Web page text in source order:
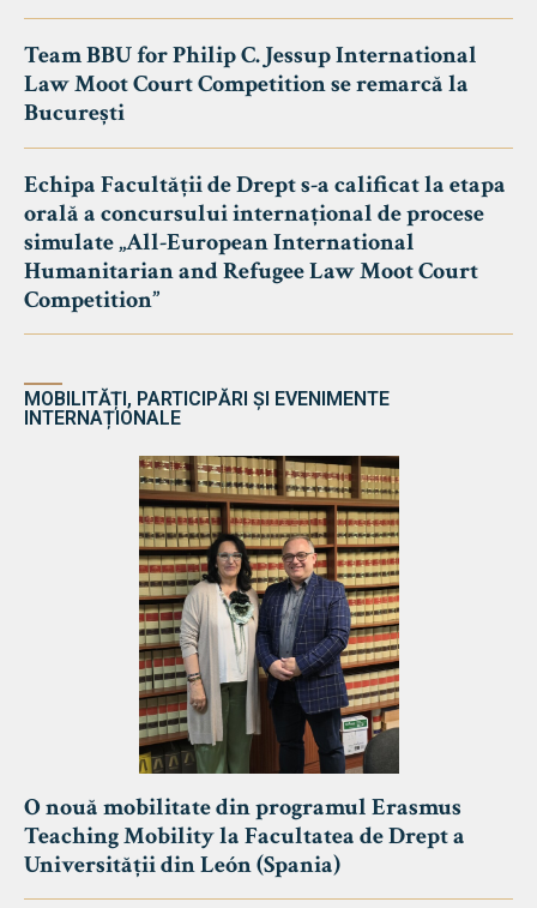
Team BBU for Philip C. Jessup International
Law Moot Court Competition se remarcă la
București
Echipa Facultății de Drept s-a calificat la etapa
orală a concursului internațional de procese
simulate „All-European International
Humanitarian and Refugee Law Moot Court
Competition”
MOBILITĂȚI, PARTICIPĂRI ȘI EVENIMENTE
INTERNAȚIONALE
O nouă mobilitate din programul Erasmus
Teaching Mobility la Facultatea de Drept a
Universității din León (Spania)